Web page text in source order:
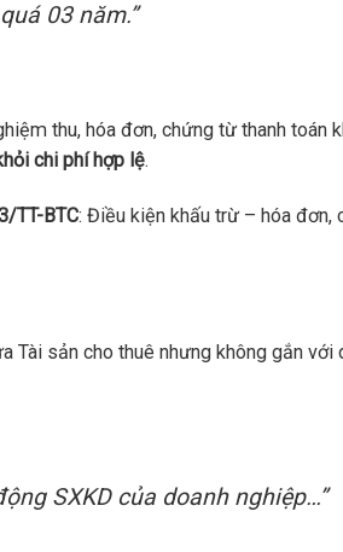
03 năm.”
thu, hóa đơn, chứng từ thanh toán
chi phí hợp lệ.
TT-BTC: Điều kiện khấu trừ – hóa đơn,
Tài sản cho thuê nhưng không gắn với
SXKD của doanh nghiệp…”